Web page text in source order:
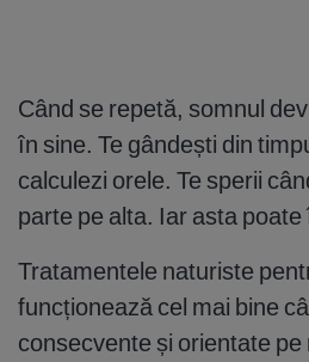
Când se repetă, somnul
în sine. Te gândești din
calculezi orele. Te sperii
parte pe alta. Iar asta
Tratamentele naturiste
funcționează cel mai bine
consecvente și orientate